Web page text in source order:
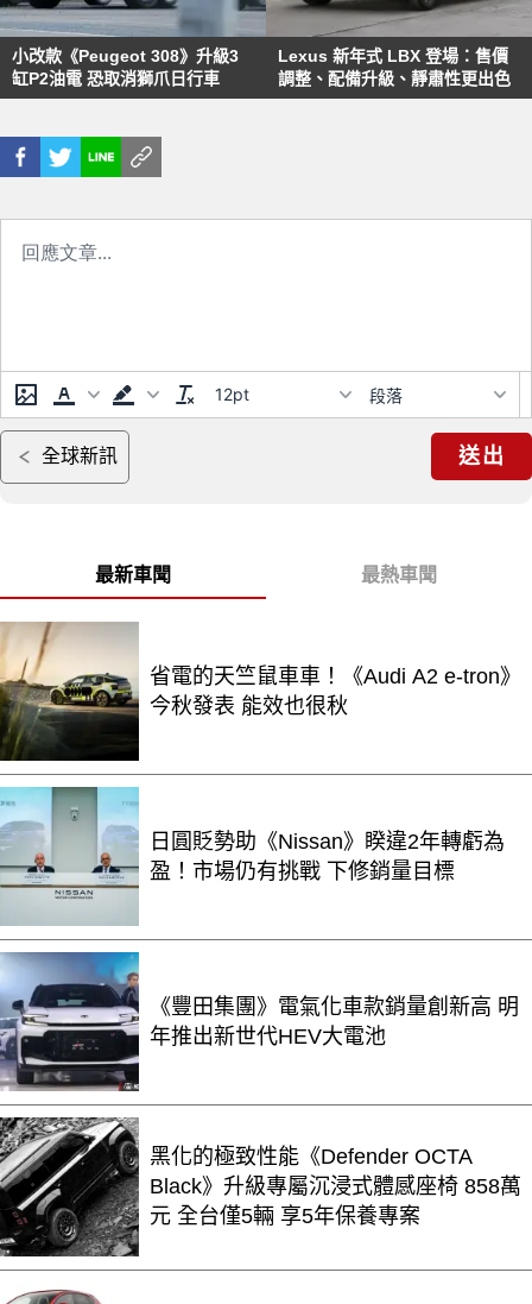
小改款《Peugeot 308》升級3
缸P2油電 恐取消獅爪日行車
Lexus 新年式 LBX 登場：售價
調整、配備升級、靜肅性更出色
12pt 段落
全球新訊 送出
最新車聞 最熱車聞
省電的天竺鼠車車！《Audi A2 e-tron》
今秋發表 能效也很秋
日圓貶勢助《Nissan》睽違2年轉虧為
盈！市場仍有挑戰 下修銷量目標
《豐田集團》電氣化車款銷量創新高 明
年推出新世代HEV大電池
黑化的極致性能《Defender OCTA
Black》升級專屬沉浸式體感座椅 858萬
元 全台僅5輛 享5年保養專案